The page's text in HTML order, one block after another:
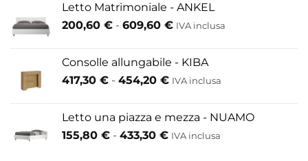
da
52,80 €
146,30 €
Letto Matrimoniale - ANKEL
200,60 € - 609,60 €Fascia
da
200,60 €
609,60 €
IVA inclusa
Consolle allungabile - KIBA
417,30 € - 454,20 €Fascia
da
417,30 €
IVA inclusa
Letto una piazza e mezza - NUAMO
155,80 € - 433,30 €Fascia
IVA inclusa